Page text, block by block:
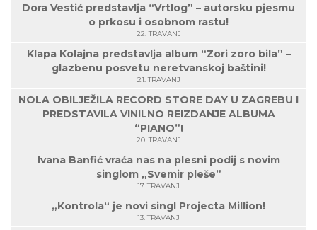
Dora Vestić predstavlja “Vrtlog” – autorsku pjesmu
o prkosu i osobnom rastu!
22. TRAVANJ
Klapa Kolajna predstavlja album “Zori zoro bila” –
glazbenu posvetu neretvanskoj baštini!
21. TRAVANJ
NOLA OBILJEŽILA RECORD STORE DAY U ZAGREBU I
PREDSTAVILA VINILNO REIZDANJE ALBUMA
“PIANO”!
20. TRAVANJ
Ivana Banfić vraća nas na plesni podij s novim
singlom „Svemir pleše”
17. TRAVANJ
„Kontrola“ je novi singl Projecta Million!
13. TRAVANJ